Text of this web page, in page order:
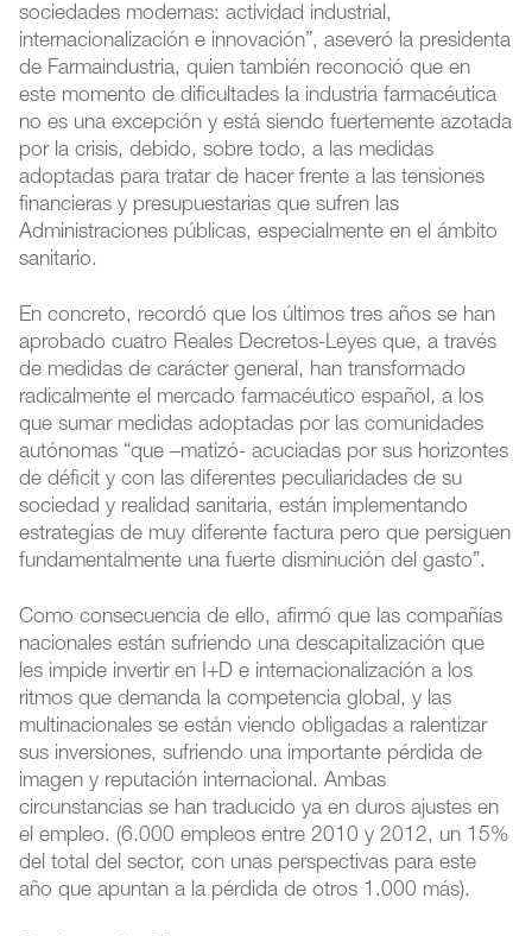
sociedades modernas: actividad industrial,
internacionalización e innovación”, aseveró la presidenta
de Farmaindustria, quien también reconoció que en
este momento de dificultades la industria farmacéutica
no es una excepción y está siendo fuertemente azotada
por la crisis, debido, sobre todo, a las medidas
adoptadas para tratar de hacer frente a las tensiones
financieras y presupuestarias que sufren las
Administraciones públicas, especialmente en el ámbito
sanitario.
En concreto, recordó que los últimos tres años se han
aprobado cuatro Reales Decretos-Leyes que, a través
de medidas de carácter general, han transformado
radicalmente el mercado farmacéutico español, a los
que sumar medidas adoptadas por las comunidades
autónomas “que –matizó- acuciadas por sus horizontes
de déficit y con las diferentes peculiaridades de su
sociedad y realidad sanitaria, están implementando
estrategias de muy diferente factura pero que persiguen
fundamentalmente una fuerte disminución del gasto”.
Como consecuencia de ello, afirmó que las compañías
nacionales están sufriendo una descapitalización que
les impide invertir en I+D e internacionalización a los
ritmos que demanda la competencia global, y las
multinacionales se están viendo obligadas a ralentizar
sus inversiones, sufriendo una importante pérdida de
imagen y reputación internacional. Ambas
circunstancias se han traducido ya en duros ajustes en
el empleo. (6.000 empleos entre 2010 y 2012, un 15%
del total del sector, con unas perspectivas para este
año que apuntan a la pérdida de otros 1.000 más).